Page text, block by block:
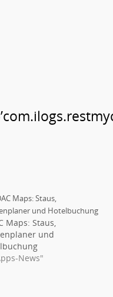
Maps: Staus,
und
News"